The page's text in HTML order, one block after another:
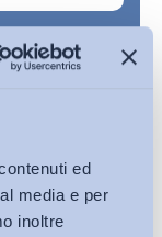
ed
media e per
inoltre